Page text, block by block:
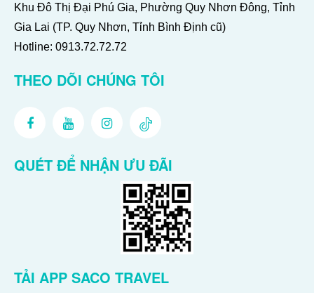
Khu Đô Thị Đại Phú Gia, Phường Quy Nhơn Đông, Tỉnh
Gia Lai (TP. Quy Nhơn, Tỉnh Bình Định cũ)
Hotline: 0913.72.72.72
THEO DÕI CHÚNG TÔI
QUÉT ĐỂ NHẬN ƯU ĐÃI
TẢI APP SACO TRAVEL